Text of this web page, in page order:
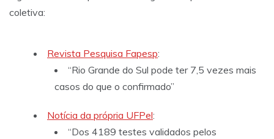
coletiva:
Revista Pesquisa Fapesp:
“Rio Grande do Sul pode ter 7,5 vezes mais
casos do que o confirmado”
Notícia da própria UFPel:
“Dos 4189 testes validados pelos